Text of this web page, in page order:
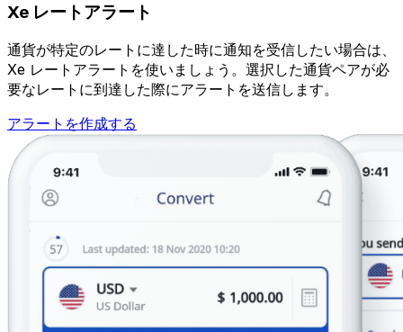
Xe レートアラート
通貨が特定のレートに達した時に通知を受信したい場合は、
Xe レートアラートを使いましょう。選択した通貨ペアが必
要なレートに到達した際にアラートを送信します。
アラートを作成する